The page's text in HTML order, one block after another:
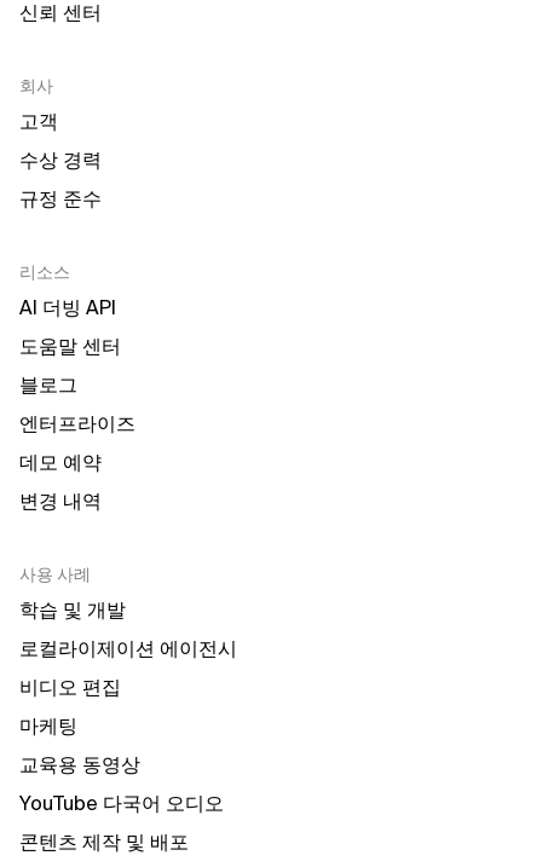
신뢰 센터
회사
고객
수상 경력
규정 준수
리소스
AI 더빙 API
도움말 센터
블로그
엔터프라이즈
데모 예약
변경 내역
사용 사례
학습 및 개발
로컬라이제이션 에이전시
비디오 편집
마케팅
교육용 동영상
YouTube 다국어 오디오
콘텐츠 제작 및 배포